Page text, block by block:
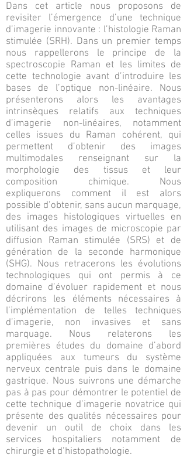
Dans cet article nous proposons de
revisiter l’émergence d’une technique
d’imagerie innovante : l’histologie Raman
stimulée (SRH). Dans un premier temps
nous rappellerons le principe de la
spectroscopie Raman et les limites de
cette technologie avant d’introduire les
bases de l’optique non-linéaire. Nous
présenterons alors les avantages
intrinsèques relatifs aux techniques
d’imagerie non-linéaires, notamment
celles issues du Raman cohérent, qui
permettent d’obtenir des images
multimodales renseignant sur la
morphologie des tissus et leur
composition chimique. Nous
expliquerons comment il est alors
possible d’obtenir, sans aucun marquage,
des images histologiques virtuelles en
utilisant des images de microscopie par
diffusion Raman stimulée (SRS) et de
génération de la seconde harmonique
(SHG). Nous retracerons les évolutions
technologiques qui ont permis à ce
domaine d’évoluer rapidement et nous
décrirons les éléments nécessaires à
l’implémentation de telles techniques
d’imagerie, non invasives et sans
marquage. Nous relaterons les
premières études du domaine d’abord
appliquées aux tumeurs du système
nerveux centrale puis dans le domaine
gastrique. Nous suivrons une démarche
pas à pas pour démontrer le potentiel de
cette technique d’imagerie novatrice qui
présente des qualités nécessaires pour
devenir un outil de choix dans les
services hospitaliers notamment de
chirurgie et d’histopathologie.